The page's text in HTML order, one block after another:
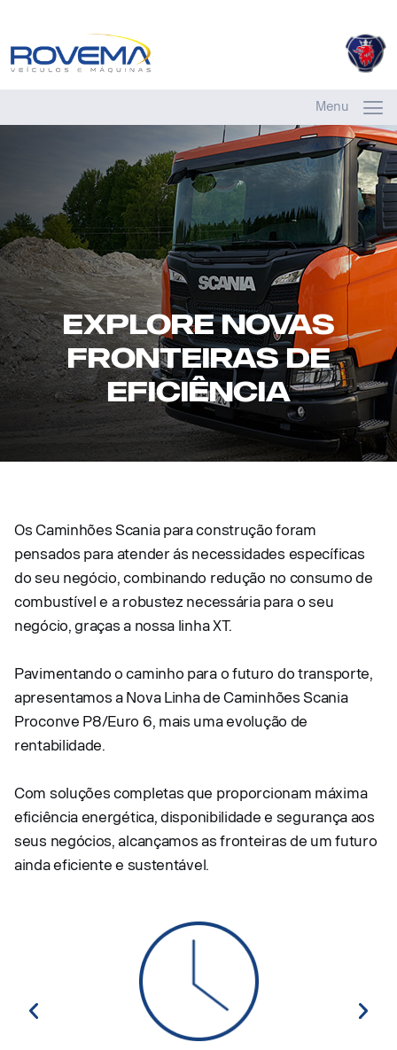
Menu
Explore novas
fronteiras de
eficiência
Os Caminhões Scania para construção foram
pensados para atender ás necessidades específicas
do seu negócio, combinando redução no consumo de
combustível e a robustez necessária para o seu
negócio, graças a nossa linha XT.
Pavimentando o caminho para o futuro do transporte,
apresentamos a Nova Linha de Caminhões Scania
Proconve P8/Euro 6, mais uma evolução de
rentabilidade.
Com soluções completas que proporcionam máxima
eficiência energética, disponibilidade e segurança aos
seus negócios, alcançamos as fronteiras de um futuro
ainda eficiente e sustentável.